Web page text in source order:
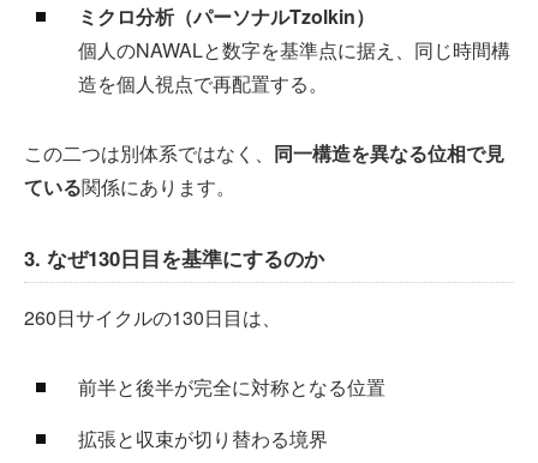
ミクロ分析（パーソナルTzolkin）
個人のNAWALと数字を基準点に据え、同じ時間構
造を個人視点で再配置する。
この二つは別体系ではなく、 同一構造を異なる位相で見
ている関係にあります。
3. なぜ130日目を基準にするのか
260日サイクルの130日目は、
前半と後半が完全に対称となる位置
拡張と収束が切り替わる境界